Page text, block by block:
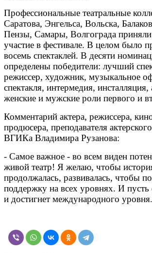
Профессиональные театральные
Саратова, Энгельса, Вольска,
Пензы, Самары, Волгограда приняли
участие в фестивале. В целом было
восемь спектаклей. В десяти
определены победители: лучший
режиссер, художник, музыкальное
спектакля, интермедия, инсталляция,
женские и мужские роли первого и
Комментарий актера, режиссера,
продюсера, преподавателя
ВГИКа Владимира Рузанова:
- Самое важное - во всем виден
живой театр! Я желаю, чтобы
продолжалась, развивалась, чтобы
поддержку на всех уровнях. И пусть
и достигнет международного уровня.